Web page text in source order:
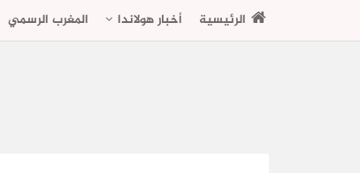
الرئيسية أخبار هولاندا المغرب الرسمي